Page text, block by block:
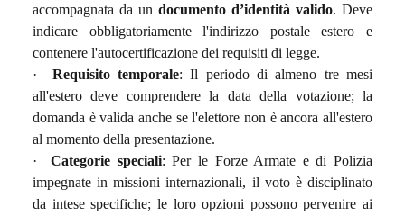
accompagnata da un documento d’identità valido. Deve
indicare obbligatoriamente l'indirizzo postale estero e
contenere l'autocertificazione dei requisiti di legge.
·
Requisito temporale: Il periodo di almeno tre mesi
all'estero deve comprendere la data della votazione; la
domanda è valida anche se l'elettore non è ancora all'estero
al momento della presentazione.
·
Categorie speciali: Per le Forze Armate e di Polizia
impegnate in missioni internazionali, il voto è disciplinato
da intese specifiche; le loro opzioni possono pervenire ai